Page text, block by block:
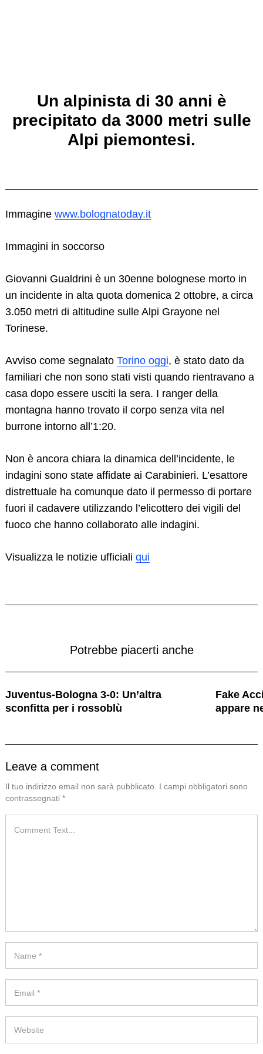
Un alpinista di 30 anni è
precipitato da 3000 metri sulle
Alpi piemontesi.
Immagine www.bolognatoday.it
Immagini in soccorso
Giovanni Gualdrini è un 30enne bolognese morto in
un incidente in alta quota domenica 2 ottobre, a circa
3.050 metri di altitudine sulle Alpi Grayone nel
Torinese.
Avviso come segnalato Torino oggi, è stato dato da
familiari che non sono stati visti quando rientravano a
casa dopo essere usciti la sera. I ranger della
montagna hanno trovato il corpo senza vita nel
burrone intorno all’1:20.
Non è ancora chiara la dinamica dell’incidente, le
indagini sono state affidate ai Carabinieri. L’esattore
distrettuale ha comunque dato il permesso di portare
fuori il cadavere utilizzando l’elicottero dei vigili del
fuoco che hanno collaborato alle indagini.
Visualizza le notizie ufficiali qui
Potrebbe piacerti anche
Juventus-Bologna 3-0: Un’altra
sconfitta per i rossoblù
Fake
appare
Leave a comment
Il tuo indirizzo email non sarà pubblicato. I campi obbligatori sono
contrassegnati *
Search
for: